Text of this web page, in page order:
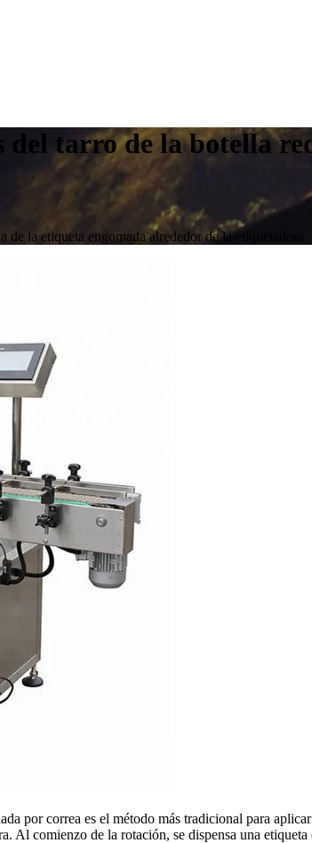
tarro de la botella
la etiqueta engomada alrededor de la etiquetadora
por correa es el método más tradicional para
Al comienzo de la rotación, se dispensa una